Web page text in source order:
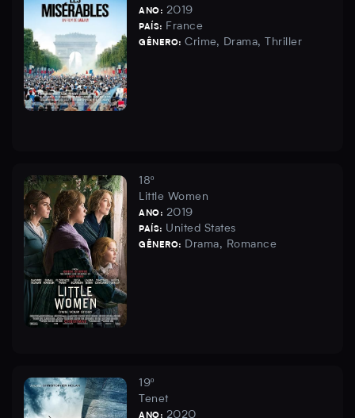
ANO: 2019
PAÍS: France
GÊNERO: Crime, Drama, Thriller
18º
Little Women
ANO: 2019
PAÍS: United States
GÊNERO: Drama, Romance
19º
Tenet
ANO: 2020